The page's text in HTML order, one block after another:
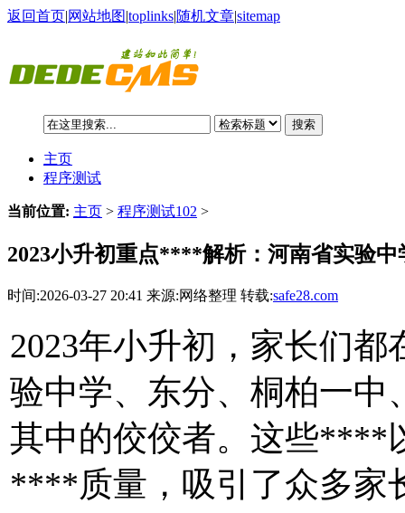
返回首页|网站地图|toplinks|随机文章|sitemap
搜索
主页
程序测试
当前位置: 主页 > 程序测试102 >
2023小升初重点****解析：河南省实验
时间:2026-03-27 20:41 来源:网络整理 转载:safe28.com
2023年小升初，家长们
验中学、东分、桐柏一中
其中的佼佼者。这些****
****质量，吸引了众多家